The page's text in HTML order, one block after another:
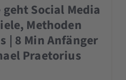
Social Media
Methoden
| 8 Min Anfänger
Praetorius